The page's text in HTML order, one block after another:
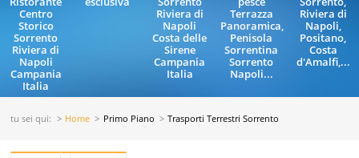
Centro
Storico
Sorrento
Riviera di
Napoli
Campania
Italia
Riviera di
Napoli
Costa delle
Sirene
Campania
Italia
Terrazza
Panoramica,
Penisola
Sorrentina
Sorrento
Napoli...
Riviera di
Napoli,
Positano,
Costa
d'Amalfi,...
tu sei qui: Home Primo Piano Trasporti Terrestri Sorrento